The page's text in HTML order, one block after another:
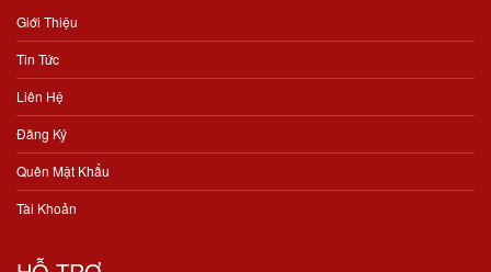
Giới Thiệu
Tin Tức
Liên Hệ
Đăng Ký
Quên Mật Khẩu
Tài Khoản